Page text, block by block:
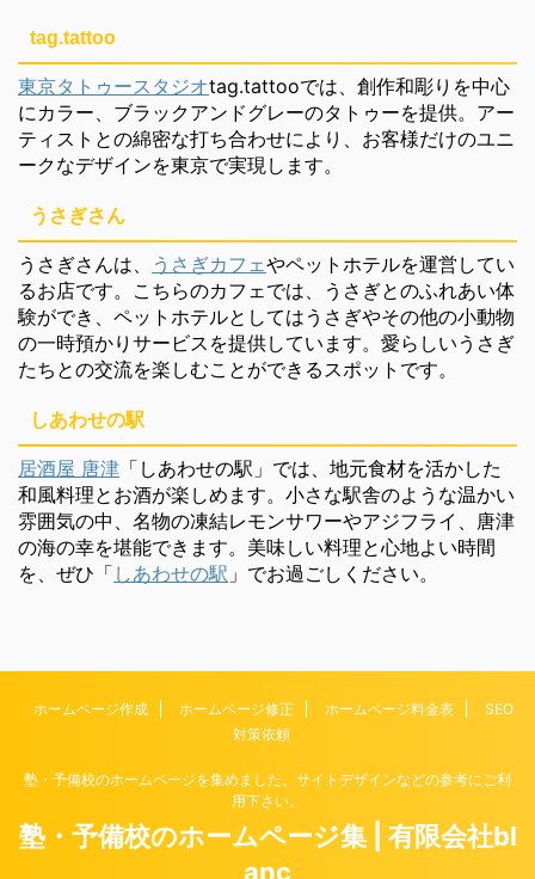
tag.tattoo
東京タトゥースタジオtag.tattooでは、創作和彫りを中心
にカラー、ブラックアンドグレーのタトゥーを提供。アー
ティストとの綿密な打ち合わせにより、お客様だけのユニ
ークなデザインを東京で実現します。
うさぎさん
うさぎさんは、 うさぎカフェやペットホテルを運営してい
るお店です。こちらのカフェでは、うさぎとのふれあい体
験ができ、ペットホテルとしてはうさぎやその他の小動物
の一時預かりサービスを提供しています。愛らしいうさぎ
たちとの交流を楽しむことができるスポットです。
しあわせの駅
居酒屋 唐津 「しあわせの駅」では、地元食材を活かした
和風料理とお酒が楽しめます。小さな駅舎のような温かい
雰囲気の中、名物の凍結レモンサワーやアジフライ、唐津
の海の幸を堪能できます。美味しい料理と心地よい時間
を、ぜひ「 しあわせの駅 」でお過ごしください。
ホームページ作成 ホームページ修正 ホームページ料金表
SEO
対策依頼
塾・予備校のホームページを集めました。サイトデザインなどの参考にご利
用下さい。
塾・予備校のホームページ集 | 有限会社bl
anc